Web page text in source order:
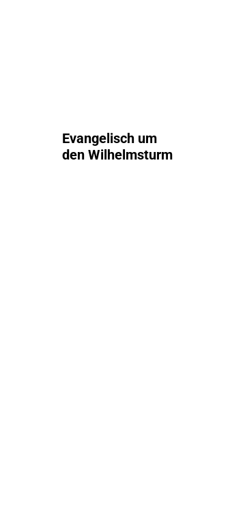
Evangelisch um
den Wilhelmsturm